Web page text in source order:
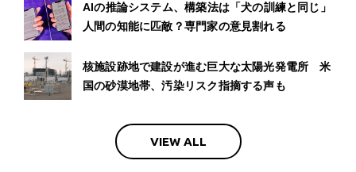
AIの推論システム、構築法は「犬の訓練と同じ」
人間の知能に匹敵？専門家の意見割れる
核施設跡地で建設が進む巨大な太陽光発電所 米
国の砂漠地帯、汚染リスク指摘する声も
VIEW ALL